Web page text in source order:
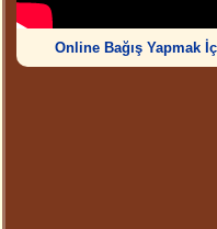
Online Bağış Yapmak